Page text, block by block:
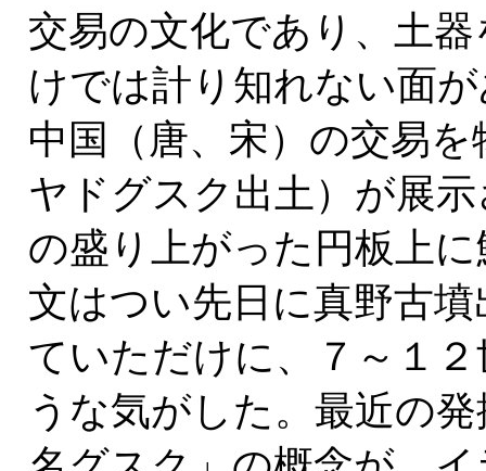
交易の文化であり、土
けでは計り知れない面
中国（唐、宋）の交易
ヤドグスク出土）が展
の盛り上がった円板上
文はつい先日に真野古
ていただけに、７～１
うな気がした。最近の